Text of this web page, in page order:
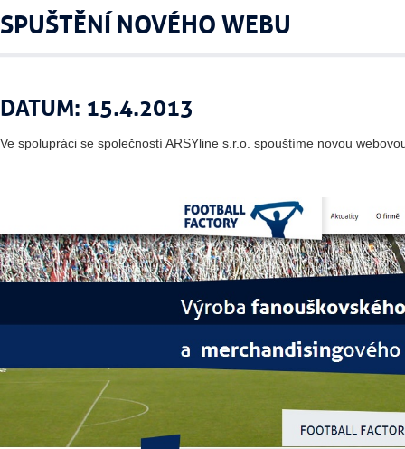
SPUŠTĚNÍ NOVÉHO WEBU
DATUM: 15.4.2013
Ve spolupráci se společností ARSYline s.r.o. spouštíme novou